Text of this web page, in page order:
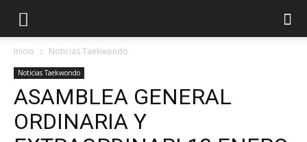
Inicio Noticias Taekwondo
Noticias Taekwondo
ASAMBLEA GENERAL
ORDINARIA Y